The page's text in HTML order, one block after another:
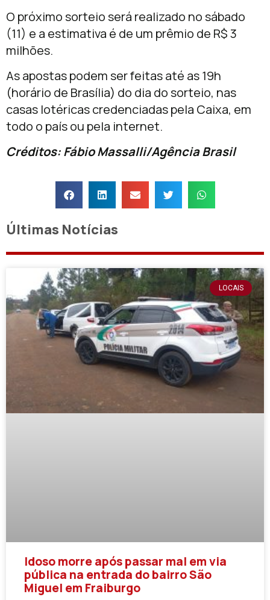
O próximo sorteio será realizado no sábado
(11) e a estimativa é de um prêmio de R$ 3
milhões.
As apostas podem ser feitas até as 19h
(horário de Brasília) do dia do sorteio, nas
casas lotéricas credenciadas pela Caixa, em
todo o país ou pela internet.
Créditos: Fábio Massalli/Agência Brasil
Últimas Notícias
LOCAIS
Idoso morre após passar mal em via
pública na entrada do bairro São
Miguel em Fraiburgo